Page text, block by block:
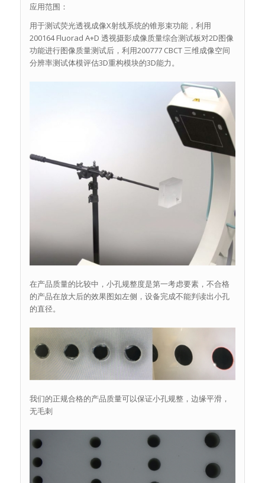
应用范围：
用于测试荧光透视成像X射线系统的锥形束功能，利用
200164 Fluorad A+D 透视摄影成像质量综合测试板对2D图像
功能进行图像质量测试后，利用200777 CBCT 三维成像空间
分辨率测试体模评估3D重构模块的3D能力。
在产品质量的比较中，小孔规整度是第一考虑要素，不合格
的产品在放大后的效果图如左侧，设备完成不能判读出小孔
的直径。
我们的正规合格的产品质量可以保证小孔规整，边缘平滑，
无毛刺